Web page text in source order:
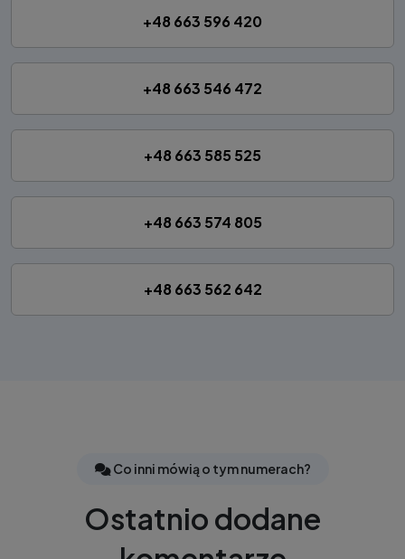
+48 663 596 420
+48 663 546 472
+48 663 585 525
+48 663 574 805
+48 663 562 642
Co inni mówią o tym numerach?
Ostatnio dodane